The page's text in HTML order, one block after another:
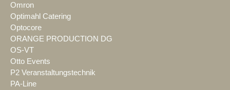
Omron
Optimahl Catering
Optocore
ORANGE PRODUCTION DG
OS-VT
Otto Events
P2 Veranstaltungstechnik
PA-Line